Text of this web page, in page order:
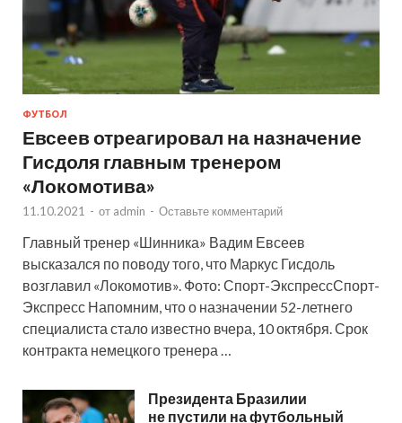
ФУТБОЛ
Евсеев отреагировал на назначение
Гисдоля главным тренером
«Локомотива»
11.10.2021 - от admin - Оставьте комментарий
Главный тренер «Шинника» Вадим Евсеев
высказался по поводу того, что Маркус Гисдоль
возглавил «Локомотив». Фото: Спорт-ЭкспрессСпорт-
Экспресс Напомним, что о назначении 52-летнего
специалиста стало известно вчера, 10 октября. Срок
контракта немецкого тренера …
Президента Бразилии
не пустили на футбольный